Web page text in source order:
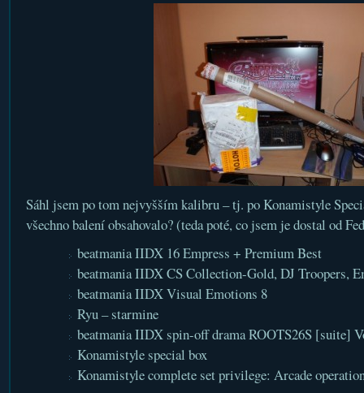
Sáhl jsem po tom nejvyšším kalibru – tj. po Konamistyle
všechno balení obsahovalo? (teda poté, co jsem je dostal od
beatmania IIDX 16 Empress + Premium Best
beatmania IIDX CS Collection-Gold, DJ Troopers,
beatmania IIDX Visual Emotions 8
Ryu – starmine
beatmania IIDX spin-off drama ROOTS26S [suite]
Konamistyle special box
Konamistyle complete set privilege: Arcade